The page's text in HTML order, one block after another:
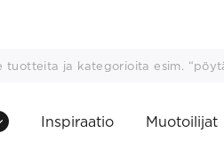
Inspiraatio Muotoilijat